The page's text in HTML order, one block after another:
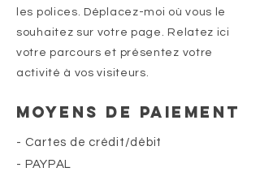
les polices. Déplacez-moi où vous le
souhaitez sur votre page. Relatez ici
votre parcours et présentez votre
activité à vos visiteurs.
Moyens de paiement
- Cartes de crédit/débit
- PAYPAL